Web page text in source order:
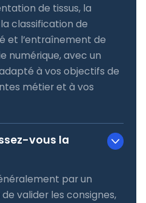
de tissus, la
classification de
et l’entraînement de
numérique, avec un
à vos objectifs de
métier et à vos
vous la
par un
valider les consignes,